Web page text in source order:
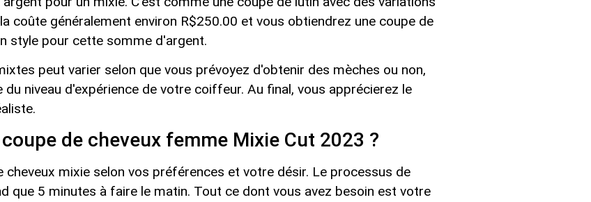
coûte généralement environ R$250.00 et vous obtiendrez une coupe de
style pour cette somme d'argent.
peut varier selon que vous prévoyez d'obtenir des mèches ou non,
niveau d'expérience de votre coiffeur. Au final, vous apprécierez le
de cheveux femme Mixie Cut 2023 ?
mixie selon vos préférences et votre désir. Le processus de
que 5 minutes à faire le matin. Tout ce dont vous avez besoin est votre